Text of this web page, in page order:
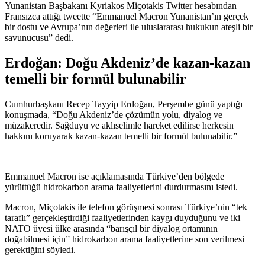
Yunanistan Başbakanı Kyriakos Miçotakis Twitter hesabından
Fransızca attığı tweette “Emmanuel Macron Yunanistan’ın gerçek
bir dostu ve Avrupa’nın değerleri ile uluslararası hukukun ateşli bir
savunucusu” dedi.
Erdoğan: Doğu Akdeniz’de kazan-kazan
temelli bir formül bulunabilir
Cumhurbaşkanı Recep Tayyip Erdoğan, Perşembe günü yaptığı
konuşmada, “Doğu Akdeniz’de çözümün yolu, diyalog ve
müzakeredir. Sağduyu ve aklıselimle hareket edilirse herkesin
hakkını koruyarak kazan-kazan temelli bir formül bulunabilir.”
Emmanuel Macron ise açıklamasında Türkiye’den bölgede
yürüttüğü hidrokarbon arama faaliyetlerini durdurmasını istedi.
Macron, Miçotakis ile telefon görüşmesi sonrası Türkiye’nin “tek
taraflı” gerçekleştirdiği faaliyetlerinden kaygı duyduğunu ve iki
NATO üyesi ülke arasında “barışçıl bir diyalog ortamının
doğabilmesi için” hidrokarbon arama faaliyetlerine son verilmesi
gerektiğini söyledi.